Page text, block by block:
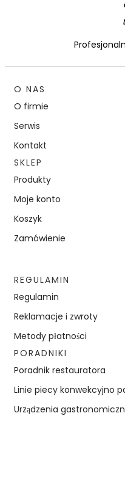
O NAS
O firmie
Serwis
Kontakt
SKLEP
Produkty
Moje konto
Koszyk
Zamówienie
REGULAMIN
Regulamin
Reklamacje i zwroty
Metody płatności
PORADNIKI
Poradnik restauratora
Linie piecy konwekcyjno
Urządzenia